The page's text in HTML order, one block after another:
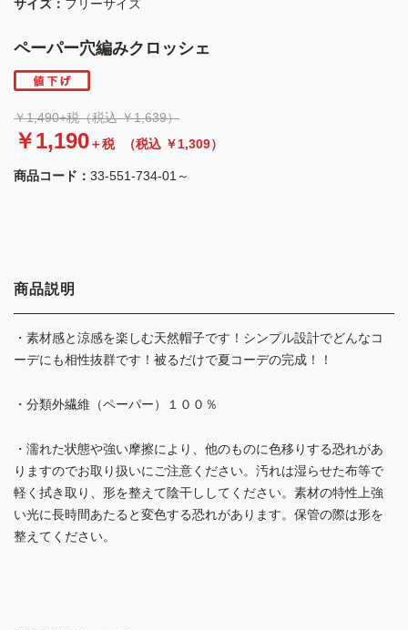
ペーパー穴編みクロッシェ
￥1,490+税（税込 ￥1,639）
￥1,190＋税 （税込 ￥1,309）
商品コード： 33-551-734-01～
サイズ： フリーサイズ
商品説明
・素材感と涼感を楽しむ天然帽子です！シンプル設計でどんなコ
ーデにも相性抜群です！被るだけで夏コーデの完成！！
・分類外繊維（ペーパー）１００％
・濡れた状態や強い摩擦により、他のものに色移りする恐れがあ
りますのでお取り扱いにご注意ください。汚れは湿らせた布等で
軽く拭き取り、形を整えて陰干ししてください。素材の特性上強
い光に長時間あたると変色する恐れがあります。保管の際は形を
整えてください。